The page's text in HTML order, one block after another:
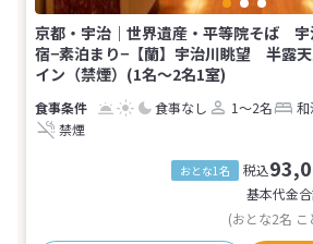
京都・宇治｜世界遺産・平等院そば 宇
宿−素泊まり−【蘭】宇治川眺望 半露
イン（禁煙）(1名～2名1室)
食事なし 1～2名 和
禁煙
おとな1名 税込
基本代金
(おとな2名